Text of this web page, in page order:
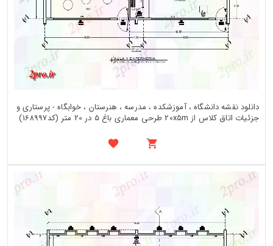
دانلود نقشه دانشگاه ، آموزشکده ، مدرسه ، هنرستان ، خوابگاه - پرستاری و
جزئیات اتاق کلاس از 20x5m طرحی معماری باغ 5 در 20 متر (کد168997)